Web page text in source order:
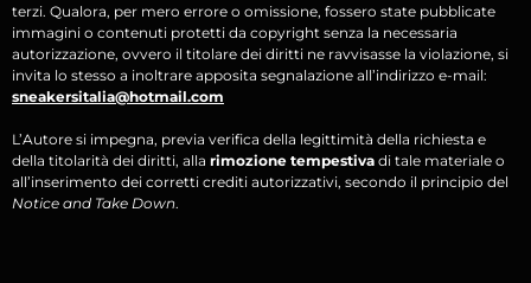
terzi. Qualora, per mero errore o omissione, fossero state pubblicate
immagini o contenuti protetti da copyright senza la necessaria
autorizzazione, ovvero il titolare dei diritti ne ravvisasse la violazione, si
invita lo stesso a inoltrare apposita segnalazione all’indirizzo e-mail:
sneakersitalia@hotmail.com
L’Autore si impegna, previa verifica della legittimità della richiesta e
della titolarità dei diritti, alla rimozione tempestiva di tale materiale o
all’inserimento dei corretti crediti autorizzativi, secondo il principio del
Notice and Take Down.